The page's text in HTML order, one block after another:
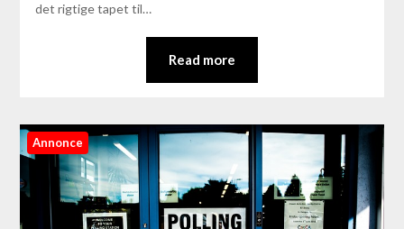
det rigtige tapet til…
Read more
Annonce